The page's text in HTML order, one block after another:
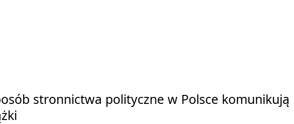
stronnictwa polityczne w Polsce komunikują